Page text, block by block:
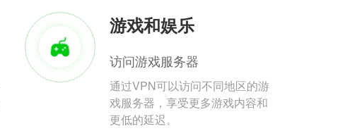
游戏和娱乐
访问游戏服务器
通过VPN可以访问不同地区的游
戏服务器，享受更多游戏内容和
更低的延迟。